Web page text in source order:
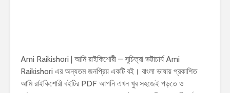
Ami Raikishori | আমি রাইকিশোরী – সুচিত্রা ভট্টাচার্য Ami
Raikishori এর অন্যতম জনপ্রিয় একটি বই। বাংলা ভাষায় প্রকাশিত
আমি রাইকিশোরী বইটির PDF আপনি এখন খুব সহজেই পড়তে ও